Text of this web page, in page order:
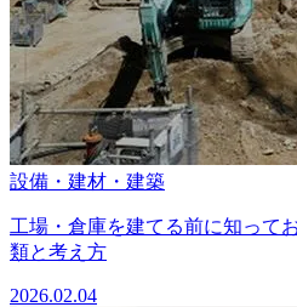
設備・建材・建築
工場・倉庫を建てる前に知って
類と考え方
2026.02.04